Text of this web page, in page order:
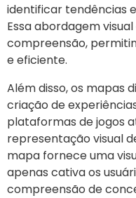
identificar tendências
Essa abordagem
compreensão,
e eficiente.
Além disso, os mapas
criação de
plataformas de jogos
representação visual
mapa fornece uma
apenas cativa os
compreensão de